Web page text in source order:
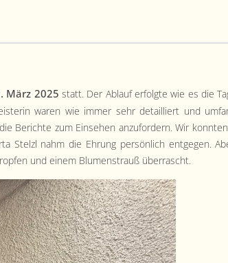
März 2025 statt. Der Ablauf erfol­gte wie es die
waren wie immer sehr detail­liert und
Berichte zum Ein­se­hen anzu­fordern. Wir
Stel­zl nahm die Ehrung per­sön­lich ent­ge­gen.
und einem Blu­men­strauß überrascht.